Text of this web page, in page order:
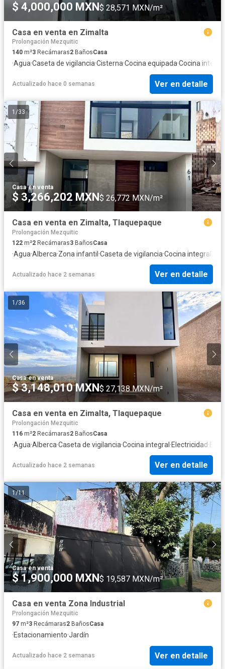
$ 4,000,000 MXN$ 28,571 MXN/m²
Casa en venta en Zimalta
Prolongación Mezquitic
140 m²3 Recámaras2 BañosCasa
·Agua·Caseta de vigilancia·Cisterna·Cocina equipada·Cocina
Actualizado hace 0 semanas Ver en detalle
1 /33
Casa·en venta
$ 3,266,202 MXN$ 26,772 MXN/m²
Casa en venta en Zimalta, Tlaquepaque
Prolongación Mezquitic
122 m²2 Recámaras3 BañosCasa
·Agua·Alberca·Zona infantil ·Caseta de vigilancia·Cocina integral
Actualizado hace 2 semanas Ver en detalle
1 /36
Casa·en venta
$ 3,148,010 MXN$ 27,138 MXN/m²
Casa en venta en Zimalta, Tlaquepaque
Prolongación Mezquitic
116 m²2 Recámaras2 BañosCasa
·Agua·Alberca·Caseta de vigilancia·Cocina integral ·Electricidad·
Actualizado hace 2 semanas Ver en detalle
1 /11
Casa·en venta
$ 1,900,000 MXN $ 19,587 MXN/m²
Casa en venta Zona Industrial
Prolongación Mezquitic
97 m²3 Recámaras2 BañosCasa
·Estacionamiento·Jardín
Actualizado hace 2 semanas Ver en detalle